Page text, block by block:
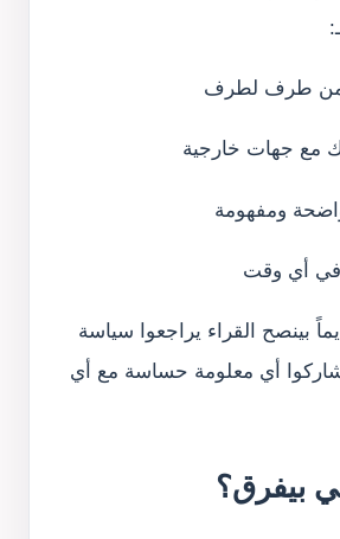
من طرف لطرف
مع جهات خارجية
ومفهومة
في أي وقت
بينصح القراء يراجعوا سياسة
أي معلومة حساسة مع أي
بيفرق؟